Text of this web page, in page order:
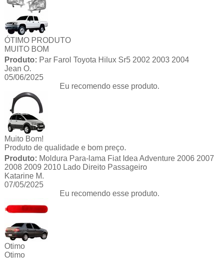
ÓTIMO PRODUTO
MUITO BOM
Produto: Par Farol Toyota Hilux Sr5 2002 2003 2004
Jean O.
05/06/2025
Eu recomendo esse produto.
Muito Bom!
Produto de qualidade e bom preço.
Produto: Moldura Para-lama Fiat Idea Adventure 2006 2007
2008 2009 2010 Lado Direito Passageiro
Katarine M.
07/05/2025
Eu recomendo esse produto.
Otimo
Otimo